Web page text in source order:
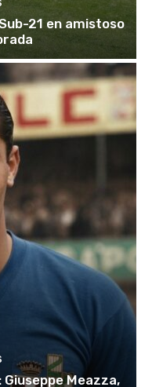
21 en amistoso
Meazza,